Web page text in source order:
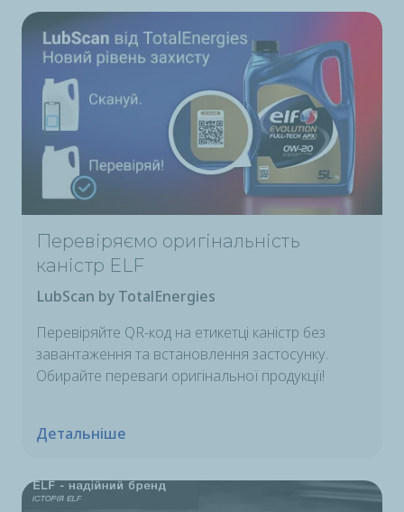
Перевіряємо оригінальність
каністр ELF
LubScan by TotalEnergies
Перевіряйте QR-код на етикетці каністр без
завантаження та встановлення застосунку.
Обирайте переваги оригінальної продукції!
Детальніше